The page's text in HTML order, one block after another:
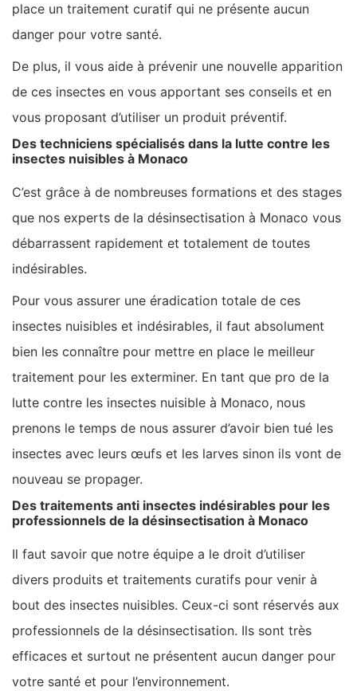
place un traitement curatif qui ne présente aucun
danger pour votre santé.
De plus, il vous aide à prévenir une nouvelle apparition
de ces insectes en vous apportant ses conseils et en
vous proposant d’utiliser un produit préventif.
Des techniciens spécialisés dans la lutte contre les
insectes nuisibles à Monaco
C’est grâce à de nombreuses formations et des stages
que nos experts de la désinsectisation à Monaco vous
débarrassent rapidement et totalement de toutes
indésirables.
Pour vous assurer une éradication totale de ces
insectes nuisibles et indésirables, il faut absolument
bien les connaître pour mettre en place le meilleur
traitement pour les exterminer. En tant que pro de la
lutte contre les insectes nuisible à Monaco, nous
prenons le temps de nous assurer d’avoir bien tué les
insectes avec leurs œufs et les larves sinon ils vont de
nouveau se propager.
Des traitements anti insectes indésirables pour les
professionnels de la désinsectisation à Monaco
Il faut savoir que notre équipe a le droit d’utiliser
divers produits et traitements curatifs pour venir à
bout des insectes nuisibles. Ceux-ci sont réservés aux
professionnels de la désinsectisation. Ils sont très
efficaces et surtout ne présentent aucun danger pour
votre santé et pour l’environnement.